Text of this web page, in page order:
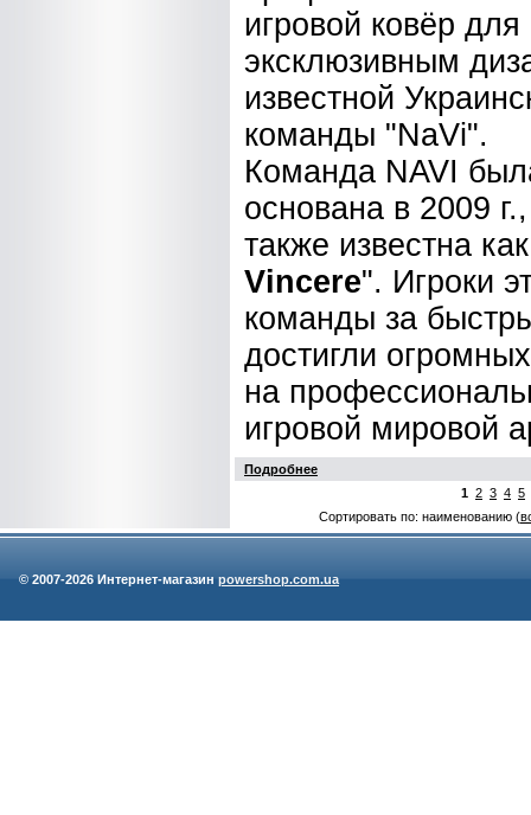
игровой ковёр
эксклюзивным
известной
команды "NaVi".
Команда NAVI
основана в 2009
также известна
Vincere". Игроки
команды за
достигли
на
игровой мировой
Подробнее
1 2 3 4 5
Сортировать по: наименованию (
© 2007-2026 Интернет-магазин powershop.com.ua